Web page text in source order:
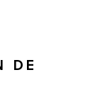
DE